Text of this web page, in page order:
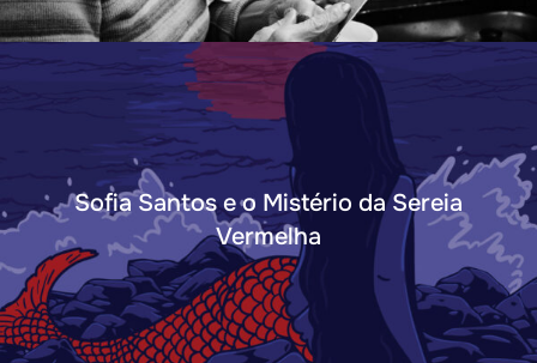
Sofia Santos e o Mistério da Sereia
Vermelha